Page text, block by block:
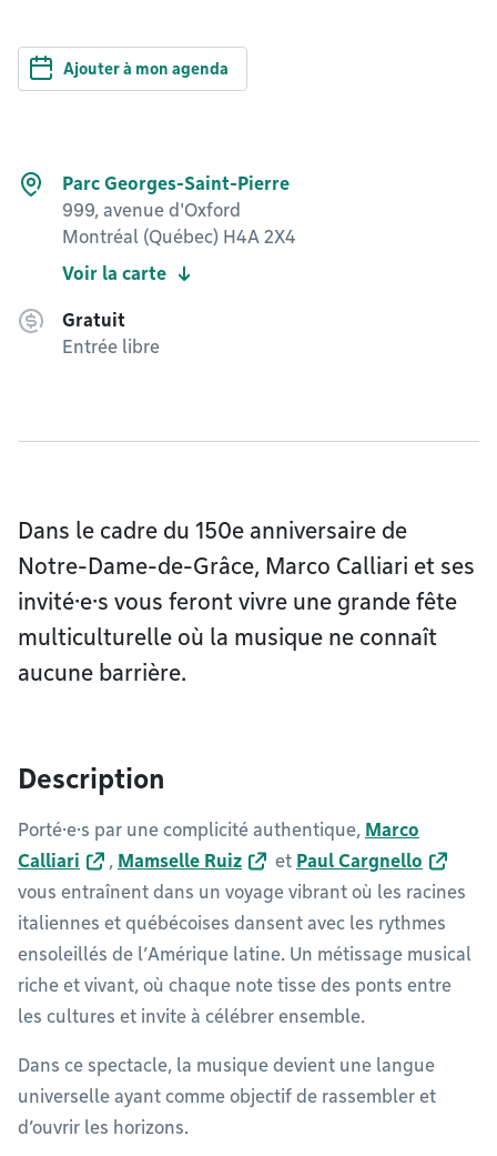
Ajouter à mon agenda
Parc Georges-Saint-Pierre
999, avenue d'Oxford
Montréal (Québec) H4A 2X4
Voir la carte
Gratuit
Entrée libre
Dans le cadre du 150e anniversaire de
Notre-Dame-de-Grâce, Marco Calliari et ses
invité·e·s vous feront vivre une grande fête
multiculturelle où la musique ne connaît
aucune barrière.
Description
Porté·e·s par une complicité authentique, Marco
Calliari
, Mamselle Ruiz et Paul Cargnello
vous entraînent dans un voyage vibrant où les racines
italiennes et québécoises dansent avec les rythmes
ensoleillés de l’Amérique latine. Un métissage musical
riche et vivant, où chaque note tisse des ponts entre
les cultures et invite à célébrer ensemble.
Dans ce spectacle, la musique devient une langue
universelle ayant comme objectif de rassembler et
d’ouvrir les horizons.